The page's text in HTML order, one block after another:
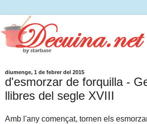
diumenge, 1 de febrer del 2015
d'esmorzar de forquilla -
llibres del segle XVIII
Amb l'any començat, tornen els